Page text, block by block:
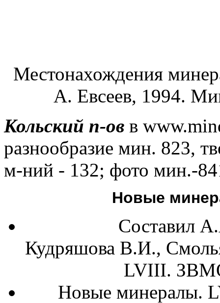
Местонахождения
А. Евсеев, 1994.
Кольский п-ов в
разнообразие мин. 823,
м-ний - 132; фото мин.-
Новые
Составил
Кудряшова В.И.,
LVIII.
Новые минералы.